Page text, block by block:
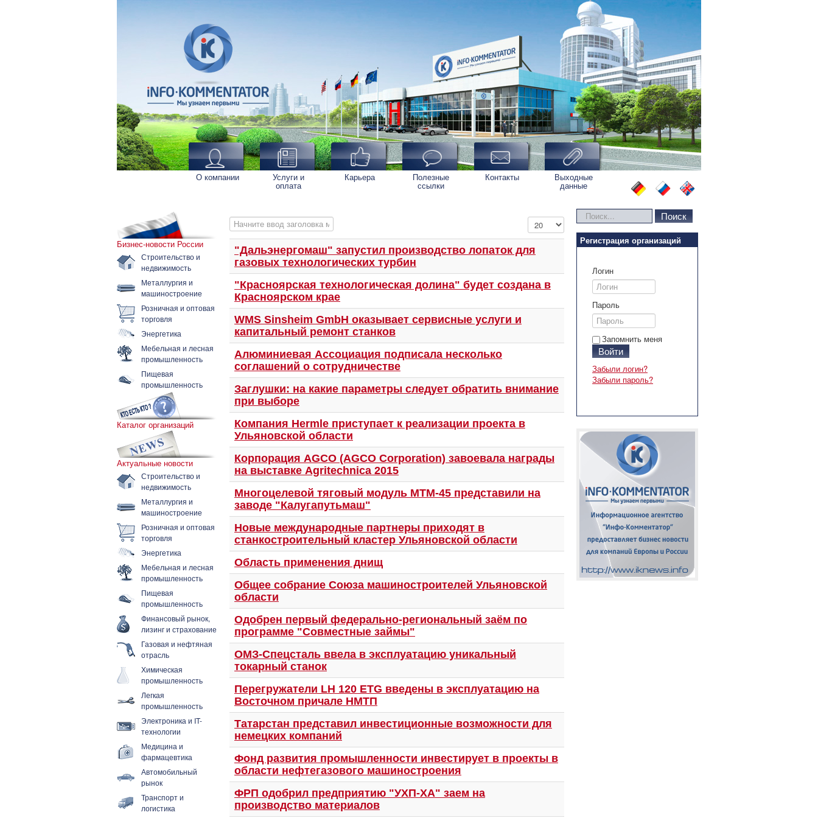
О компании Услуги и
оплата
Карьера Полезные
ссылки
Контакты Выходные
данные
Бизнес-новости России
Строительство и
недвижимость
Металлургия и
машиностроение
Розничная и оптовая
торговля
Энергетика
Мебельная и лесная
промышленность
Пищевая
промышленность
Каталог организаций
Актуальные новости
Строительство и
недвижимость
Металлургия и
машиностроение
Розничная и оптовая
торговля
Энергетика
Мебельная и лесная
промышленность
Пищевая
промышленность
Финансовый рынок,
лизинг и страхование
Газовая и нефтяная
отрасль
Химическая
промышленность
Легкая
промышленность
Электроника и IT-
технологии
Медицина и
фармацевтика
Автомобильный
рынок
Транспорт и
логистика
Начните ввод заголовка метки Кол-во строк:
"Дальэнергомаш" запустил производство лопаток для
газовых технологических турбин
"Красноярская технологическая долина" будет создана в
Красноярском крае
WMS Sinsheim GmbH оказывает сервисные услуги и
капитальный ремонт станков
Алюминиевая Ассоциация подписала несколько
соглашений о сотрудничестве
Заглушки: на какие параметры следует обратить внимание
при выборе
Компания Hermle приступает к реализации проекта в
Ульяновской области
Корпорация AGCO (AGCO Corporation) завоевала награды
на выставке Agritechnica 2015
Многоцелевой тяговый модуль МТМ-45 представили на
заводе "Калугапутьмаш"
Новые международные партнеры приходят в
станкостроительный кластер Ульяновской области
Область применения днищ
Общее собрание Союза машиностроителей Ульяновской
области
Одобрен первый федерально-региональный заём по
программе "Совместные займы"
ОМЗ-Спецсталь ввела в эксплуатацию уникальный
токарный станок
Перегружатели LH 120 ETG введены в эксплуатацию на
Восточном причале НМТП
Татарстан представил инвестиционные возможности для
немецких компаний
Фонд развития промышленности инвестирует в проекты в
области нефтегазового машиностроения
ФРП одобрил предприятию "УХП-ХА" заем на
производство материалов
Искать... Поиск
Регистрация организаций
Логин
Пароль
Запомнить меня
Войти
Забыли логин?
Забыли пароль?